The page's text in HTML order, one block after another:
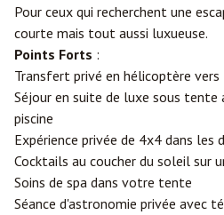
Pour ceux qui recherchent une
courte mais tout aussi luxueuse.
Points Forts :
Transfert privé en hélicoptère
Séjour en suite de luxe sous tente
piscine
Expérience privée de 4x4 dans les
Cocktails au coucher du soleil sur
Soins de spa dans votre tente
Séance d'astronomie privée avec